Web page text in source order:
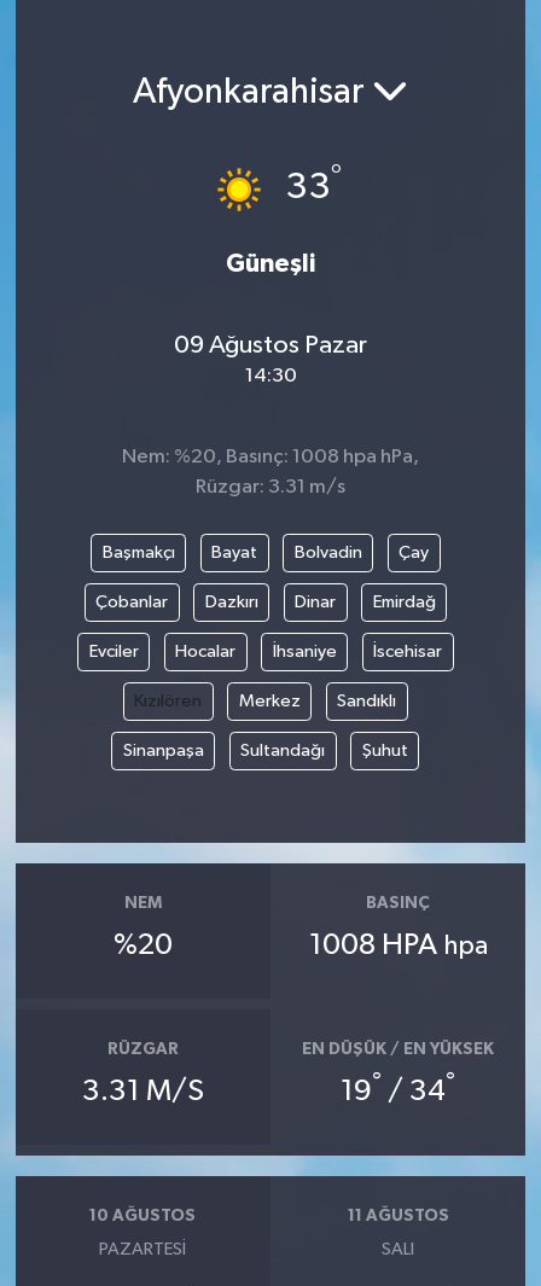
Afyonkarahisar
33°
Güneşli
09 Ağustos Pazar
14:30
Nem: %20, Basınç: 1008 hpa hPa,
Rüzgar: 3.31 m/s
Başmakçı Bayat Bolvadin Çay
Çobanlar Dazkırı Dinar Emirdağ
Evciler Hocalar İhsaniye İscehisar
Kızılören Merkez Sandıklı
Sinanpaşa Sultandağı Şuhut
NEM
%20
BASINÇ
1008 HPA hpa
RÜZGAR
3.31 M/S
EN DÜŞÜK / EN YÜKSEK
19° / 34°
10 AĞUSTOS
PAZARTESI
11 AĞUSTOS
SALI